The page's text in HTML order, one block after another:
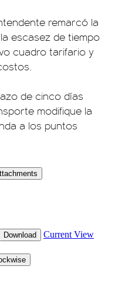
remarcó la
escasez de tiempo
cuadro tarifario y
de cinco días
modifique la
a los puntos